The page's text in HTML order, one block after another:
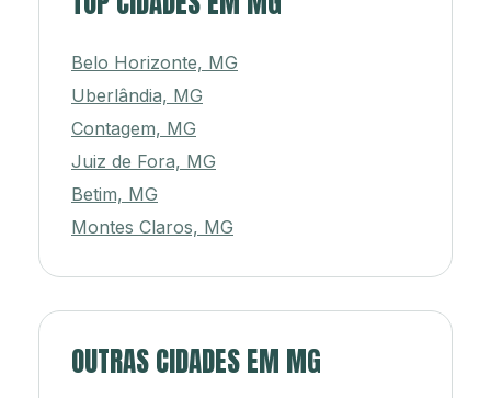
Belo Horizonte, MG
Uberlândia, MG
Contagem, MG
Juiz de Fora, MG
Betim, MG
Montes Claros, MG
OUTRAS CIDADES EM MG